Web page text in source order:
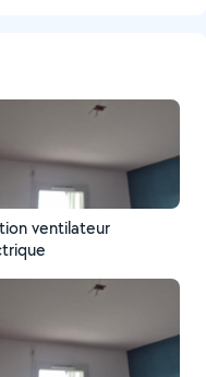
ventilateur